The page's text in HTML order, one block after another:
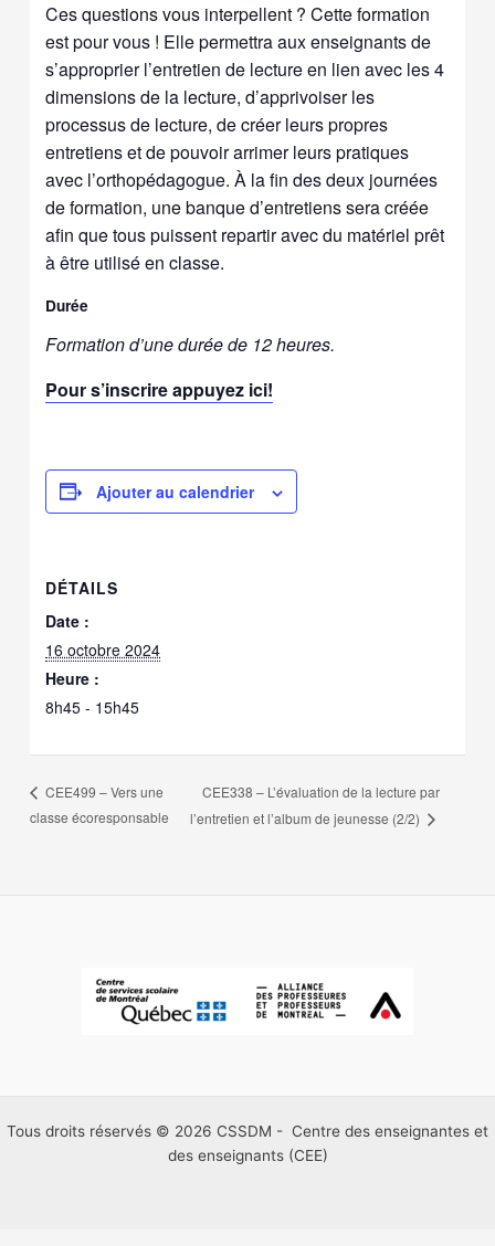
Ces questions vous interpellent ? Cette formation
est pour vous ! Elle permettra aux enseignants de
s’approprier l’entretien de lecture en lien avec les 4
dimensions de la lecture, d’apprivoiser les
processus de lecture, de créer leurs propres
entretiens et de pouvoir arrimer leurs pratiques
avec l’orthopédagogue. À la fin des deux journées
de formation, une banque d’entretiens sera créée
afin que tous puissent repartir avec du matériel prêt
à être utilisé en classe.
Durée
Formation d’une durée de 12 heures.
Pour s’inscrire appuyez ici!
Ajouter au calendrier
DÉTAILS
Date :
16 octobre 2024
Heure :
8h45 - 15h45
CEE499 – Vers une
classe écoresponsable
CEE338 – L’évaluation de la lecture par
l’entretien et l’album de jeunesse (2/2)
Tous droits réservés © 2026 CSSDM - Centre des enseignantes et
des enseignants (CEE)